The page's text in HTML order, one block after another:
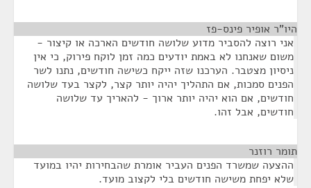
היו"ר אופיר פינס-פז
אני רוצה להסביר מדוע שלושה חודשים הארכה או קיצור -
משום שאנחנו לא באמת יודעים כמה זמן לוקח פירוק, כי אין
ניסיון מצטבר. הערכנו שזה ייקח כשישה חודשים, נתנו לשר
הפנים סמכות, אם התהליך יהיה יותר קצר, לקצר בעד שלושה
חודשים, אם הוא יהיה יותר ארוך - להאריך עד שלושה
חודשים, אבל זהו.
תומר רוזנר
ההצעה שמשרד הפנים העביר אומרת שהבחירות יהיו במועד
שלא יפחת משישה חודשים בלי לקצוב מועד.